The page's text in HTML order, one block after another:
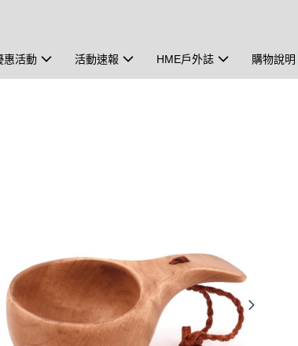
惠活動 活動速報 HME戶外誌 購物說明